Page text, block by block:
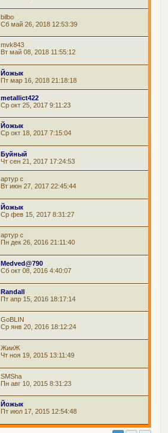
bilbo
Сб май 26, 2018 12:53:39
mvk843
Вт май 08, 2018 11:55:12
Йожык
Пт мар 16, 2018 21:18:18
metallict422
Ср окт 25, 2017 9:11:23
Йожык
Ср окт 18, 2017 7:15:04
Буйный
Чт сен 21, 2017 17:24:53
артур с
Вт июн 27, 2017 22:45:44
Йожык
Ср фев 15, 2017 8:31:27
артур с
Пн дек 26, 2016 21:11:40
Medved@790
Сб окт 08, 2016 4:40:07
Randall
Пт апр 15, 2016 18:17:14
GoBLIN
Ср янв 20, 2016 18:12:24
ЖииЖ
Чт ноя 19, 2015 13:11:49
SMSha
Пн авг 10, 2015 8:31:23
Йожык
Пт июл 17, 2015 12:54:48